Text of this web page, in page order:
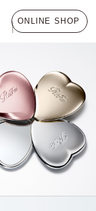
ONLINE SHOP